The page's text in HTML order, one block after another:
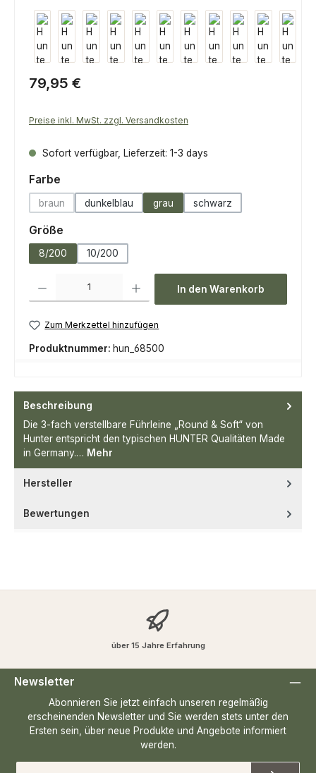
Regulärer Preis:
79,95 €
Preise inkl. MwSt. zzgl. Versandkosten
Sofort verfügbar, Lieferzeit: 1-3 days
Farbe
braun
(Diese Option ist zurzeit nicht verfügbar.)
dunkelblau grau schwarz
Größe
8/200 10/200
In den Warenkorb
Zum Merkzettel hinzufügen
Produktnummer: hun_68500
Beschreibung
Die 3-fach verstellbare Führleine „Round & Soft“ von
Hunter entspricht den typischen HUNTER Qualitäten Made
in Germany.… Mehr
Hersteller
Bewertungen
über 15 Jahre Erfahrung
Newsletter
Abonnieren Sie jetzt einfach unseren regelmäßig
erscheinenden Newsletter und Sie werden stets unter den
Ersten sein, über neue Produkte und Angebote informiert
werden.